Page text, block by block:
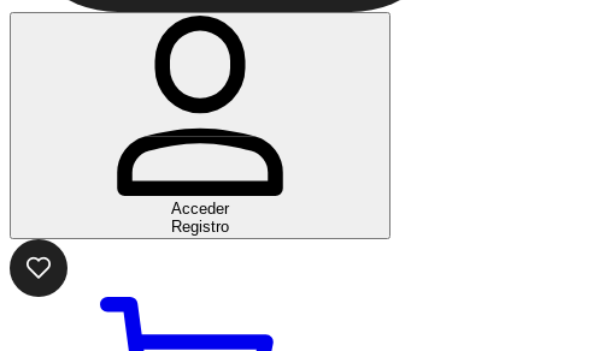
Acceder
Registro